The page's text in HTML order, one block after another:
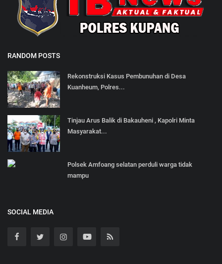
RANDOM POSTS
Rekonstruksi Kasus Pembunuhan di Desa
Kuanheum, Polres...
Tinjau Arus Balik di Bakauheni , Kapolri Minta
Masyarakat...
Polsek Amfoang selatan perduli warga tidak
mampu
SOCIAL MEDIA